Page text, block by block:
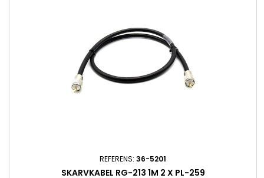
REFERENS: 36-5201
SKARVKABEL RG-213 1M 2 X PL-259